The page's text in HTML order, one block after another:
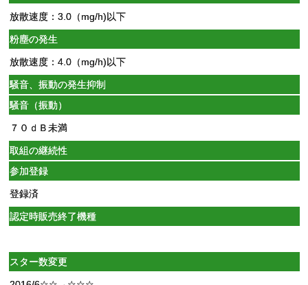
放散速度：3.0（mg/h)以下
粉塵の発生
放散速度：4.0（mg/h)以下
騒音、振動の発生抑制
騒音（振動）
７０ｄＢ未満
取組の継続性
参加登録
登録済
認定時販売終了機種
スター数変更